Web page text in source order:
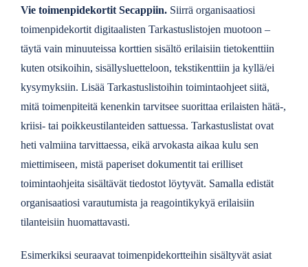
Vie toimenpidekortit Secappiin. Siirrä organisaatiosi
toimenpidekortit digitaalisten Tarkastuslistojen muotoon –
täytä vain minuuteissa korttien sisältö erilaisiin tietokenttiin
kuten otsikoihin, sisällysluetteloon, tekstikenttiin ja kyllä/ei
kysymyksiin. Lisää Tarkastuslistoihin toimintaohjeet siitä,
mitä toimenpiteitä kenenkin tarvitsee suorittaa erilaisten hätä-,
kriisi- tai poikkeustilanteiden sattuessa. Tarkastuslistat ovat
heti valmiina tarvittaessa, eikä arvokasta aikaa kulu sen
miettimiseen, mistä paperiset dokumentit tai erilliset
toimintaohjeita sisältävät tiedostot löytyvät. Samalla edistät
organisaatiosi varautumista ja reagointikykyä erilaisiin
tilanteisiin huomattavasti.
Esimerkiksi seuraavat toimenpidekortteihin sisältyvät asiat